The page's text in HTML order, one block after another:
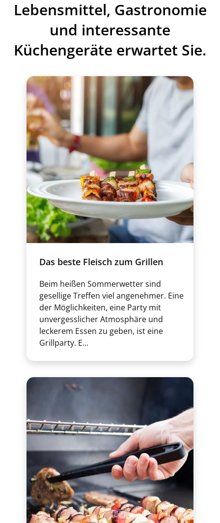
Lebensmittel, Gastronomie
und interessante
Küchengeräte erwartet Sie.
Das beste Fleisch zum Grillen
Beim heißen Sommerwetter sind
gesellige Treffen viel angenehmer. Eine
der Möglichkeiten, eine Party mit
unvergesslicher Atmosphäre und
leckerem Essen zu geben, ist eine
Grillparty. E...